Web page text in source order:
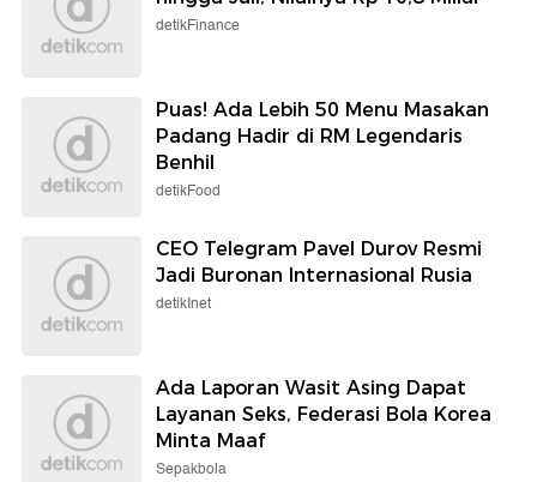
detikFinance
Puas! Ada Lebih 50 Menu Masakan
Padang Hadir di RM Legendaris
Benhil
detikFood
CEO Telegram Pavel Durov Resmi
Jadi Buronan Internasional Rusia
detikInet
Ada Laporan Wasit Asing Dapat
Layanan Seks, Federasi Bola Korea
Minta Maaf
Sepakbola